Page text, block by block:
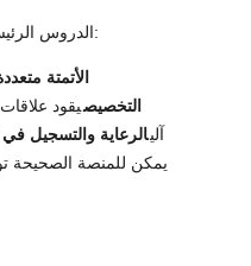
تبرز قصة Brighttech الدروس الرئيسية للمصدرين:
الأتمتة
التخصيصيقود
✅ آليالرعاية والتسجيل في